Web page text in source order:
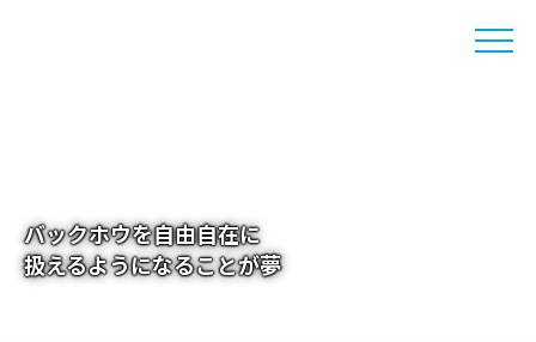
toggle
バックホウを自由自在に
扱えるようになることが夢